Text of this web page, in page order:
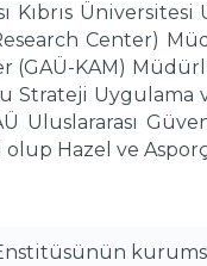
Üniversitesi
Center)
KAM)
Strateji
Uluslararası
Hazel ve